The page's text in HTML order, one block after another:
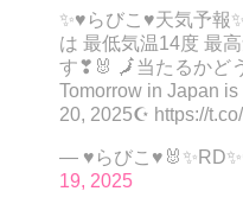
✨♥らびこ♥天気予報
は 最低気温14度 最
す❣🐰 🗾当たるかど
Tomorrow in Japan
20, 2025☪ https://
— ♥らびこ
19, 2025